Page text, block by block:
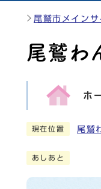
尾鷲市メインサ
ホ
現在位置 尾鷲
あしあと